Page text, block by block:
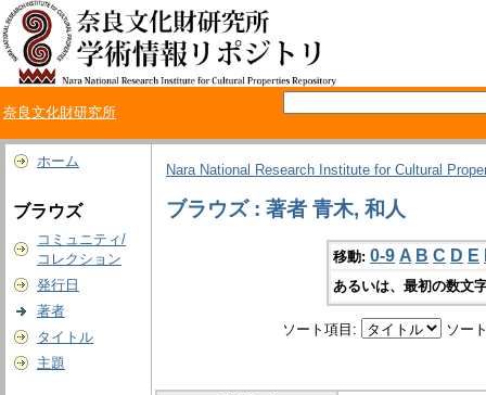
奈良文化財研究所
ホーム
ブラウズ
コミュニティ/
コレクション
発行日
著者
タイトル
主題
Nara National Research Institute for Cultural
ブラウズ : 著者 青木, 和人
移動: 0-9 A B C D E
あるいは、最初の数文
ソート項目: ソー